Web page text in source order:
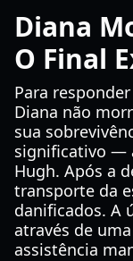
Diana
O Final
Para
Diana não
sua
significativo —
Hugh. Após a
transporte da
danificados. A
através de
assistência